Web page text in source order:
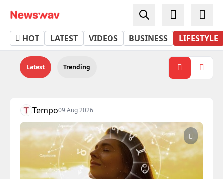
Lifestyle - Newswav
HOT LATEST VIDEOS BUSINESS LIFESTYLE
Latest Trending
Tempo09 Aug 2026